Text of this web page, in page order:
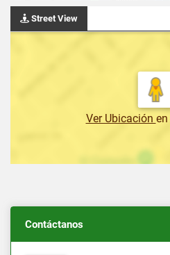
Street View
Ver Ubicación en
Contáctanos